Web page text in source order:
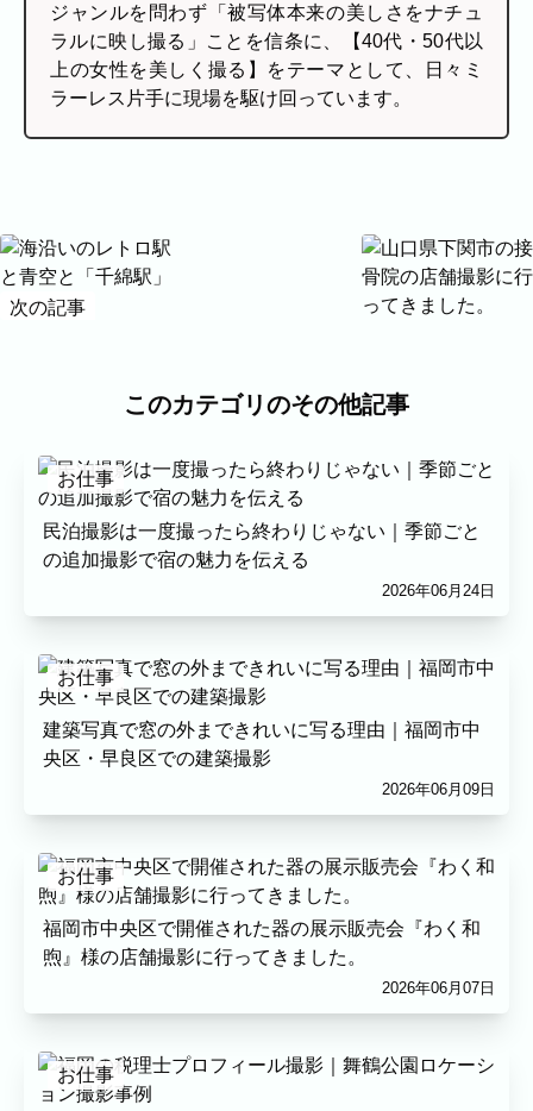
ジャンルを問わず「被写体本来の美しさをナチュ
ラルに映し撮る」ことを信条に、【40代・50代以
上の女性を美しく撮る】をテーマとして、日々ミ
ラーレス片手に現場を駆け回っています。
次の記事
このカテゴリのその他記事
民泊撮影は一度撮ったら終わりじゃない｜季節ごと
の追加撮影で宿の魅力を伝える
2026年06月24日
お仕事
建築写真で窓の外まできれいに写る理由｜福岡市中
央区・早良区での建築撮影
2026年06月09日
お仕事
福岡市中央区で開催された器の展示販売会『わく和
煦』様の店舗撮影に行ってきました。
2026年06月07日
お仕事
お仕事